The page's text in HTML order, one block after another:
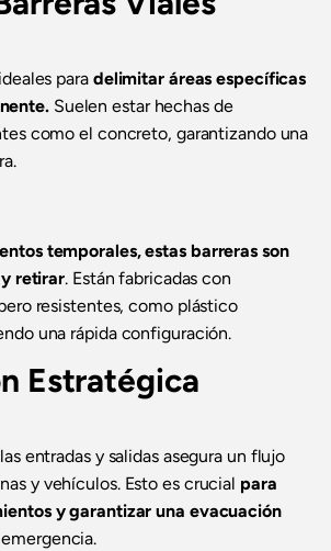
para delimitar áreas específicas
Suelen estar hechas de
como el concreto, garantizando una
temporales, estas barreras son
retirar. Están fabricadas con
resistentes, como plástico
una rápida configuración.
Estratégica
entradas y salidas asegura un flujo
y vehículos. Esto es crucial para
y garantizar una evacuación